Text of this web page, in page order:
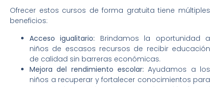
Ofrecer estos cursos de forma gratuita tiene múltiples
beneficios:
Acceso igualitario: Brindamos la oportunidad a
niños de escasos recursos de recibir educación
de calidad sin barreras económicas.
Mejora del rendimiento escolar: Ayudamos a los
niños a recuperar y fortalecer conocimientos para